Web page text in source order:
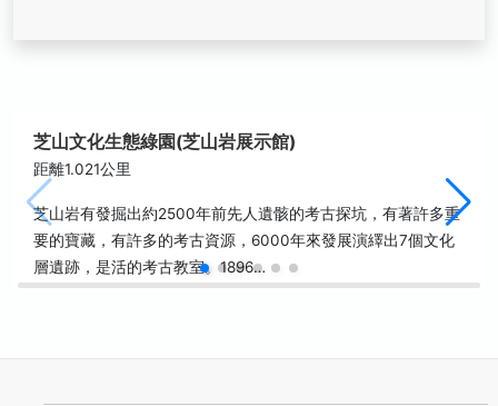
芝山文化生態綠園(芝山岩展示館)
距離1.021公里
芝山岩有發掘出約2500年前先人遺骸的考古探坑，有著許多重
要的寶藏，有許多的考古資源，6000年來發展演繹出7個文化
層遺跡，是活的考古教室。1896…